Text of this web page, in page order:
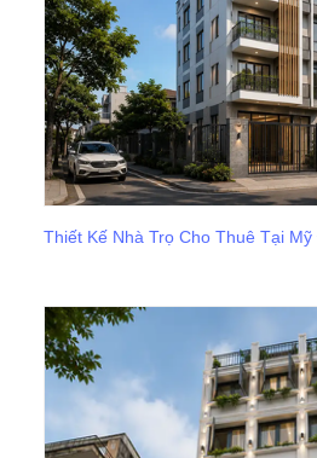
Thiết Kế Nhà Trọ Cho Thuê Tại